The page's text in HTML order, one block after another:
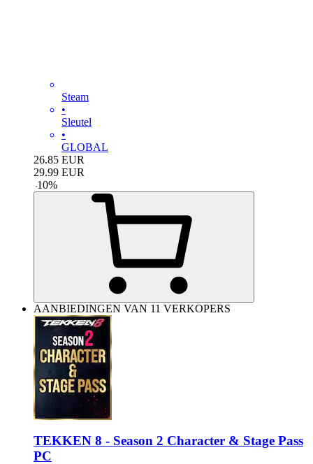
Steam
•
Sleutel
•
GLOBAL
26.85 EUR
29.99 EUR
-10%
AANBIEDINGEN VAN 11 VERKOPERS
TEKKEN 8 - Season 2 Character & Stage Pass
PC